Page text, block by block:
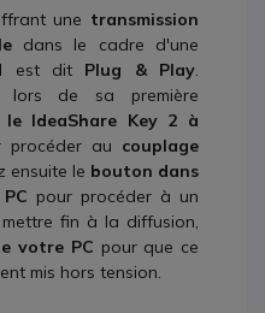
une transmission
dans le cadre d'une
est dit Plug & Play.
lors de sa première
le IdeaShare Key 2 à
procéder au couplage
ensuite le bouton dans
PCpour procéder à un
fin à la diffusion,
votre PC pour que ce
mis hors tension.